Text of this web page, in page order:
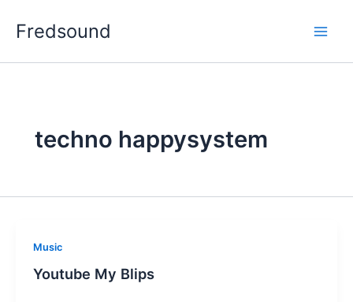
Fredsound
techno happysystem
Music
Youtube My Blips